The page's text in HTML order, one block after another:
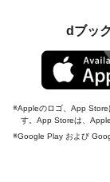
dブッ
Appleのロゴ、App Store
す。App Storeは、
Google Play および